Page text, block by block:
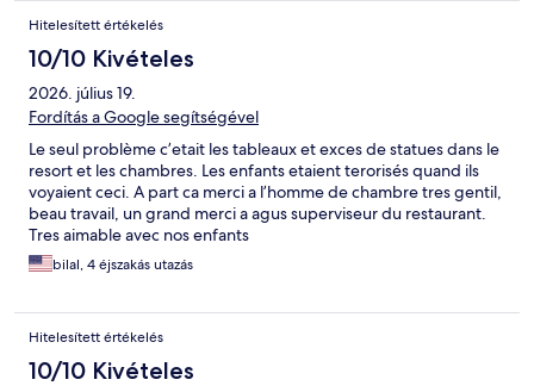
Hitelesített értékelés
10/10 Kivételes
2026. július 19.
Fordítás a Google segítségével
Le seul problème c’etait les tableaux et exces de statues dans le
resort et les chambres. Les enfants etaient terorisés quand ils
voyaient ceci. A part ca merci a l’homme de chambre tres gentil,
beau travail, un grand merci a agus superviseur du restaurant.
Tres aimable avec nos enfants
bilal, 4 éjszakás utazás
Hitelesített értékelés
10/10 Kivételes